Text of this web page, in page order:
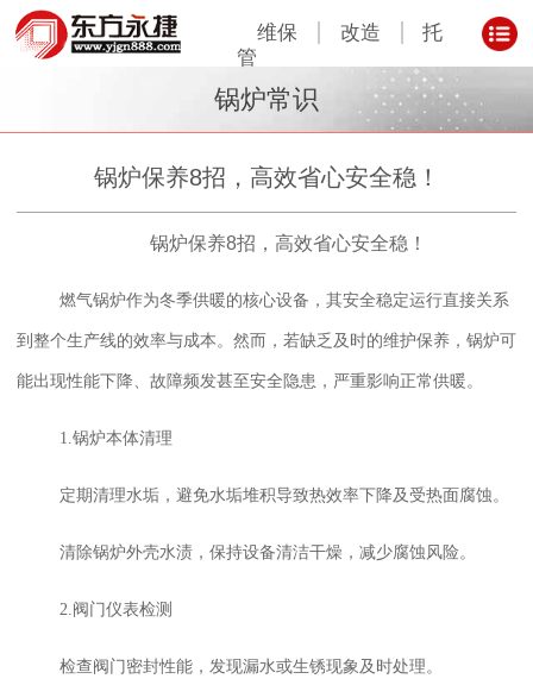
维保 改造
托
管
锅炉常识
锅炉保养8招，高效省心安全稳！
锅炉保养8招，高效省心安全稳！
燃气锅炉作为冬季供暖的核心设备，其安全稳定运行直接关系
到整个生产线的效率与成本。然而，若缺乏及时的维护保养，锅炉可
能出现性能下降、故障频发甚至安全隐患，严重影响正常供暖。
1.锅炉本体清理
定期清理水垢，避免水垢堆积导致热效率下降及受热面腐蚀。
清除锅炉外壳水渍，保持设备清洁干燥，减少腐蚀风险。
2.阀门仪表检测
检查阀门密封性能，发现漏水或生锈现象及时处理。